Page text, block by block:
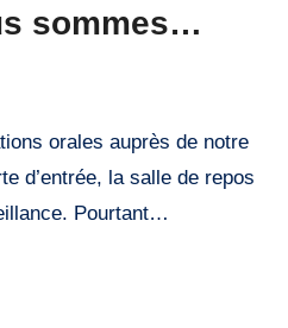
sommes
d’entrée, la salle de repos
Pourtant…